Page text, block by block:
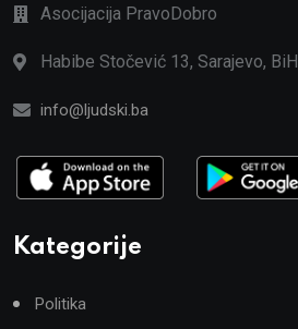
Asocijacija PravoDobro
Habibe Stočević 13, Sarajevo, BiH
info@ljudski.ba
Kategorije
Politika